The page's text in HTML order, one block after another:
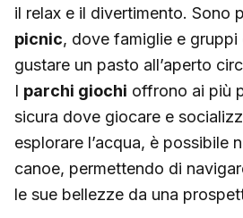
il relax e il divertimento. Sono
picnic, dove famiglie e
gustare un pasto all’aperto
I parchi giochi offrono ai più
sicura dove giocare e
esplorare l’acqua, è possibile
canoe, permettendo di
le sue bellezze da una